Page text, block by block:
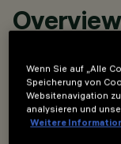
Overview
Lineares Modul
komplett mit
Feste Optiken
Wenn Sie auf „Alle
Speicherung von
Websitenavigation
analysieren und
Weitere